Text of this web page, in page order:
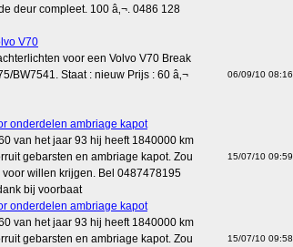
deur compleet. 100 â‚¬. 0486 128
V70
voor een Volvo V70 Break
BW7541. Staat : nieuw Prijs : 60 â‚¬
06/09/10 08:16
onderdelen ambriage kapot
van het jaar 93 hij heeft 1840000 km
gebarsten en ambriage kapot. Zou
willen krijgen. Bel 0487478195
bij voorbaat
15/07/10 09:59
onderdelen ambriage kapot
van het jaar 93 hij heeft 1840000 km
gebarsten en ambriage kapot. Zou
15/07/10 09:58